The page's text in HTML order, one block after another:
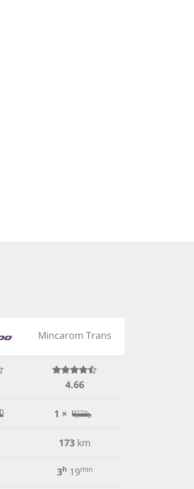
Mincarom Trans
4.66
1 ×
173km
3h 19min